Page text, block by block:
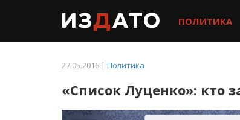
ПОЛИТИКА
27.05.2016 | Политика
«Список Луценко»: кто